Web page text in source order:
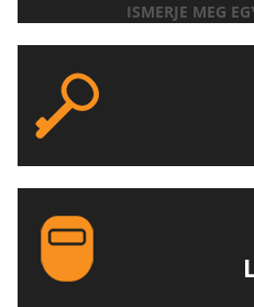
ISMERJE MEG